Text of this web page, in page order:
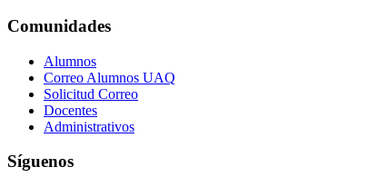
Comunidades
Alumnos
Correo Alumnos UAQ
Solicitud Correo
Docentes
Administrativos
Síguenos